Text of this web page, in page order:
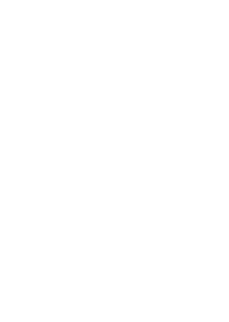
El despoblamiento del
municipios con los que
el riesgo de despoblación, de
Despoblamiento de la
Si bien es verdad que la gran
más de la mitad, hay
. Típico pueblo
sus calles y sobre todo, la